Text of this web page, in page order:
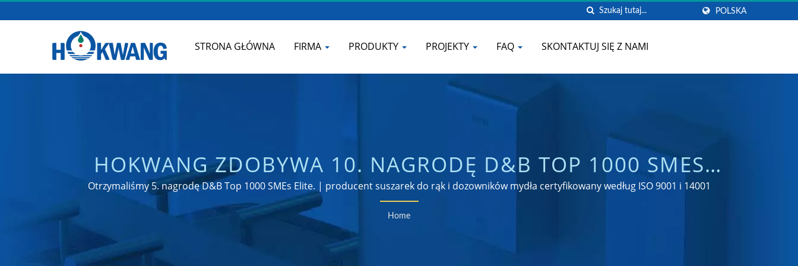
POLSKA
STRONA GŁÓWNA FIRMA PRODUKTY PROJEKTY FAQ SKONTAKTUJ SIĘ Z NAMI
HOKWANG ZDOBYWA 10. NAGRODĘ D&B TOP 1000 SMES
ELITE. | PRODUCENT PODGRZEWANYCH DESEK TOALETOWYCH
Z PILOTEM | HOKWANG
Otrzymaliśmy 5. nagrodę D&B Top 1000 SMEs Elite. | producent suszarek do rąk i dozowników mydła certyfikowany według ISO 9001 i 14001
Home